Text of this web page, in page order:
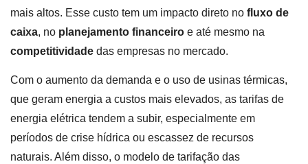
mais altos. Esse custo tem um impacto direto no fluxo de
caixa, no planejamento financeiro e até mesmo na
competitividade das empresas no mercado.
Com o aumento da demanda e o uso de usinas térmicas,
que geram energia a custos mais elevados, as tarifas de
energia elétrica tendem a subir, especialmente em
períodos de crise hídrica ou escassez de recursos
naturais. Além disso, o modelo de tarifação das